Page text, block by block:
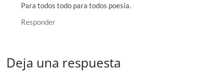
Para todos todo para todos poesía.
Responder
Deja una respuesta